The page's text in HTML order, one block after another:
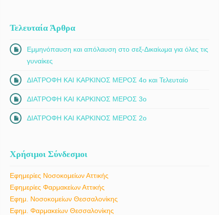
Τελευταία Άρθρα
Εμμηνόπαυση και απόλαυση στο σεξ-Δικαίωμα για όλες τις
γυναίκες
ΔΙΑΤΡΟΦΗ ΚΑΙ ΚΑΡΚΙΝΟΣ ΜΕΡΟΣ 4ο και Τελευταίο
ΔΙΑΤΡΟΦΗ ΚΑΙ ΚΑΡΚΙΝΟΣ ΜΕΡΟΣ 3ο
ΔΙΑΤΡΟΦΗ ΚΑΙ ΚΑΡΚΙΝΟΣ ΜΕΡΟΣ 2ο
Χρήσιμοι Σύνδεσμοι
Εφημερίες Νοσοκομείων Αττικής
Εφημερίες Φαρμακείων Αττικής
Εφημ. Νοσοκομείων Θεσσαλονίκης
Εφημ. Φαρμακείων Θεσσαλονίκης